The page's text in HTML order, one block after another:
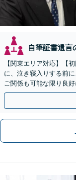
自筆証書遺言
【関東エリア対応】【
に、泣き寝入りする前
ご関係も可能な限り良
つつ、双方が納得でき